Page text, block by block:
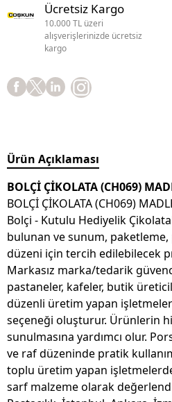
Ücretsiz Kargo
10.000 TL üzeri
alışverişlerinizde ücretsiz
kargo
Ürün Açıklaması
BOLÇİ ÇİKOLATA (CH069)
BOLÇİ ÇİKOLATA (CH069)
Bolçi - Kutulu Hediyelik
bulunan ve sunum,
düzeni için tercih edilebilecek
Markasız marka/tedarik
pastaneler, kafeler, butik
düzenli üretim yapan
seçeneği oluşturur. Ürünlerin
sunulmasına yardımcı olur.
ve raf düzeninde pratik
toplu üretim yapan
sarf malzeme olarak